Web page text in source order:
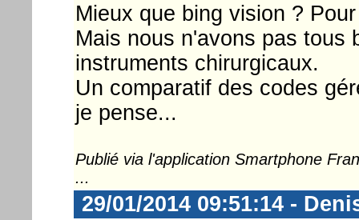
Mieux que bing vision ?
Mais nous n'avons pas tous
instruments chirurgicaux.
Un comparatif des codes
je pense...
Publié via l'application Smartphone
...
29/01/2014 09:51:14 -